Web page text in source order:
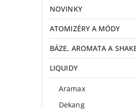
NOVINKY
ATOMIZÉRY A MÓDY
BÁZE, AROMATA A
LIQUIDY
Aramax
Dekang